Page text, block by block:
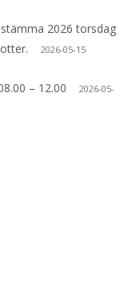
2026 torsdag
2026-05-15
– 12.00
2026-05-